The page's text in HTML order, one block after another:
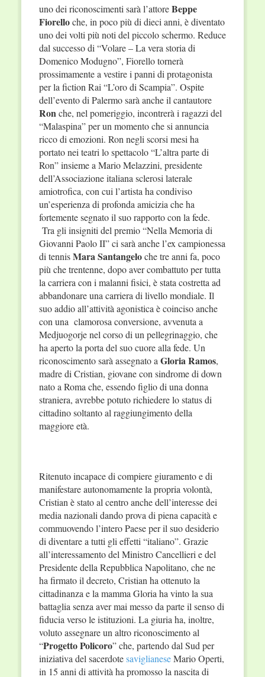
uno dei riconoscimenti sarà l’attoreBeppe
Fiorelloche, in poco più di dieci anni, è diventato
uno dei volti più noti del piccolo schermo. Reduce
dal successo di “Volare – La vera storia di
Domenico Modugno”, Fiorello tornerà
prossimamente a vestire i panni di protagonista
per la fiction Rai “L’oro di Scampia”. Ospite
dell’evento di Palermo sarà anche il cantautore
Ronche, nel pomeriggio, incontrerà i ragazzi del
“Malaspina” per un momento che si annuncia
ricco di emozioni. Ron negli scorsi mesi ha
portato nei teatri lo spettacolo “L’altra parte di
Ron” insieme a Mario Melazzini, presidente
dell’Associazione italiana sclerosi laterale
amiotrofica, con cui l’artista ha condiviso
un’esperienza di profonda amicizia che ha
fortemente segnato il suo rapporto con la fede.
Tra gli insigniti del premio “Nella Memoria di
Giovanni Paolo II” ci sarà anche l’ex campionessa
di tennisMara Santangeloche tre anni fa, poco
più che trentenne, dopo aver combattuto per tutta
la carriera con i malanni fisici, è stata costretta ad
abbandonare una carriera di livello mondiale. Il
suo addio all’attività agonistica è coinciso anche
con una clamorosa conversione, avvenuta a
Medjuogorje nel corso di un pellegrinaggio, che
ha aperto la porta del suo cuore alla fede. Un
riconoscimento sarà assegnato a Gloria Ramos,
madre di Cristian, giovane con sindrome di down
nato a Roma che, essendo figlio di una donna
straniera, avrebbe potuto richiedere lo status di
cittadino soltanto al raggiungimento della
maggiore età.
Ritenuto incapace di compiere giuramento e di
manifestare autonomamente la propria volontà,
Cristian è stato al centro anche dell’interesse dei
media nazionali dando prova di piena capacità e
commuovendo l’intero Paese per il suo desiderio
di diventare a tutti gli effetti “italiano”. Grazie
all’interessamento del Ministro Cancellieri e del
Presidente della Repubblica Napolitano, che ne
ha firmato il decreto, Cristian ha ottenuto la
cittadinanza e la mamma Gloria ha vinto la sua
battaglia senza aver mai messo da parte il senso di
fiducia verso le istituzioni. La giuria ha, inoltre,
voluto assegnare un altro riconoscimento al
“Progetto Policoro” che, partendo dal Sud per
iniziativa del sacerdotesaviglianeseMario Operti,
in 15 anni di attività ha promosso la nascita di